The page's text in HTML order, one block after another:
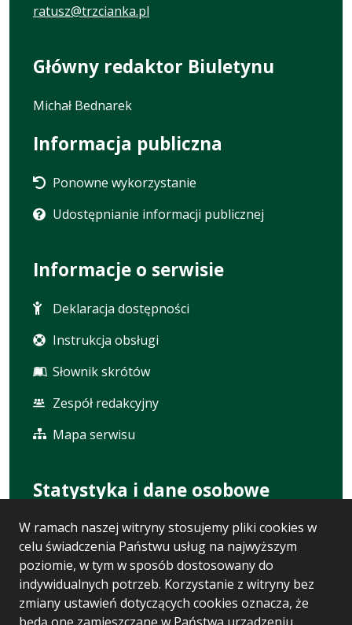
W ramach naszej witryny stosujemy pliki cookies w
celu świadczenia Państwu usług na najwyższym
poziomie, w tym w sposób dostosowany do
indywidualnych potrzeb. Korzystanie z witryny bez
zmiany ustawień dotyczących cookies oznacza, że
ratusz@trzcianka.pl
Główny redaktor Biuletynu
Michał Bednarek
Informacja publiczna
Ponowne wykorzystanie
Udostępnianie informacji publicznej
Informacje o serwisie
Deklaracja dostępności
Instrukcja obsługi
Słownik skrótów
Zespół redakcyjny
Mapa serwisu
Statystyka i dane osobowe
Statystyki oglądalności
Ostatnio dodane
Polityka prywatności